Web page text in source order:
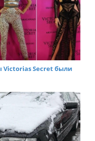
Victorias Secret были